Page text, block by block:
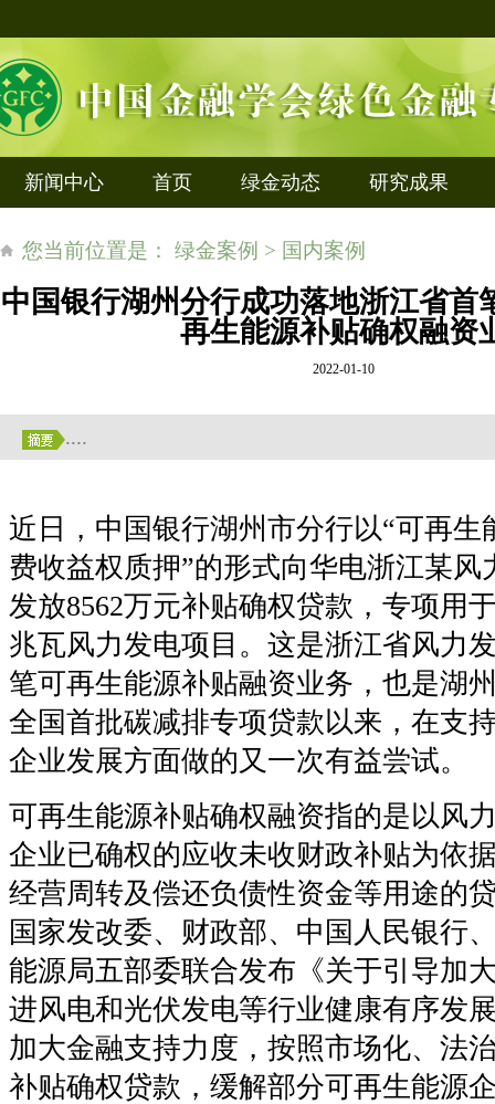
新闻中心 首页 绿金动态 研究成果
您当前位置是： 绿金案例 > 国内案例
中国银行湖州分行成功落地浙江省首
再生能源补贴确权融资
2022-01-10
....
近日，中国银行湖州市分行以“可再生
费收益权质押”的形式向华电浙江某风
发放8562万元补贴确权贷款，专项用
兆瓦风力发电项目。这是浙江省风力
笔可再生能源补贴融资业务，也是湖
全国首批碳减排专项贷款以来，在支
企业发展方面做的又一次有益尝试。
可再生能源补贴确权融资指的是以风
企业已确权的应收未收财政补贴为依
经营周转及偿还负债性资金等用途的
国家发改委、财政部、中国人民银行
能源局五部委联合发布《关于引导加
进风电和光伏发电等行业健康有序发
加大金融支持力度，按照市场化、法
补贴确权贷款，缓解部分可再生能源